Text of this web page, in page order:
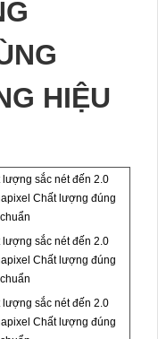
HIỆU
lượng sắc nét đến 2.0
Chất lượng đúng
lượng sắc nét đến 2.0
Chất lượng đúng
lượng sắc nét đến 2.0
Chất lượng đúng